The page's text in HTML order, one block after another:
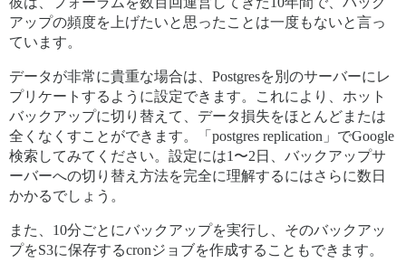
アップの頻度を上げたいと思ったことは一度もないと言っ
ています。
データが非常に貴重な場合は、Postgresを別のサーバーにレ
プリケートするように設定できます。これにより、ホット
バックアップに切り替えて、データ損失をほとんどまたは
全くなくすことができます。「postgres replication」でGoogle
検索してみてください。設定には1〜2日、バックアップサ
ーバーへの切り替え方法を完全に理解するにはさらに数日
かかるでしょう。
また、10分ごとにバックアップを実行し、そのバックアッ
プをS3に保存するcronジョブを作成することもできます。